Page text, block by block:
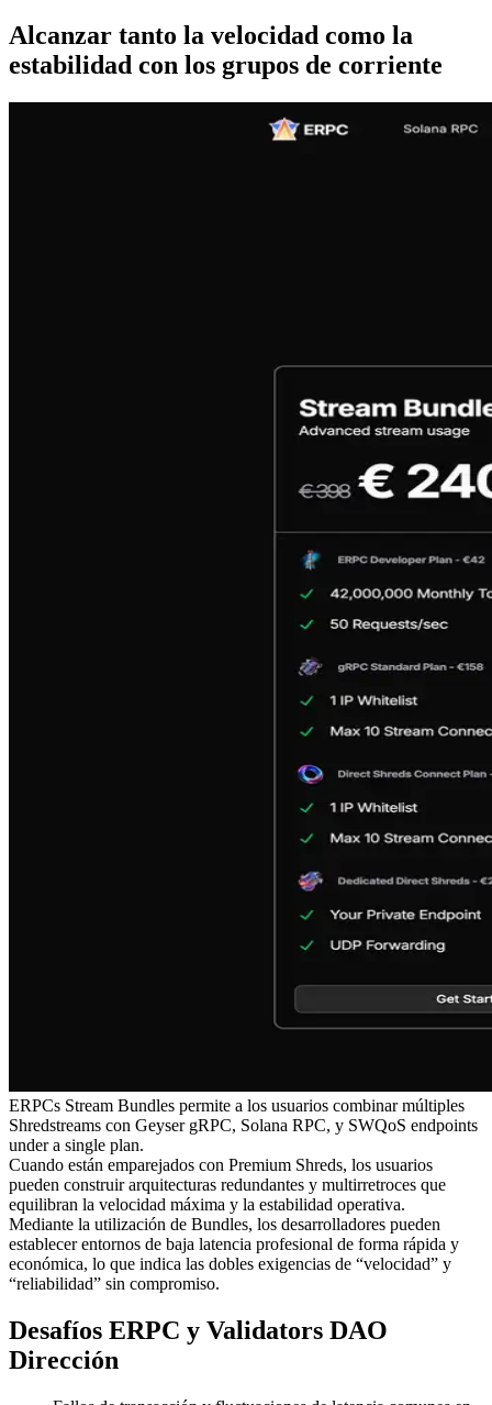
Alcanzar tanto la velocidad como la
estabilidad con los grupos de corriente
ERPCs Stream Bundles permite a los usuarios combinar múltiples
Shredstreams con Geyser gRPC, Solana RPC, y SWQoS endpoints
under a single plan.
Cuando están emparejados con Premium Shreds, los usuarios
pueden construir arquitecturas redundantes y multirretroces que
equilibran la velocidad máxima y la estabilidad operativa.
Mediante la utilización de Bundles, los desarrolladores pueden
establecer entornos de baja latencia profesional de forma rápida y
económica, lo que indica las dobles exigencias de “velocidad” y
“reliabilidad” sin compromiso.
Desafíos ERPC y Validators DAO
Dirección